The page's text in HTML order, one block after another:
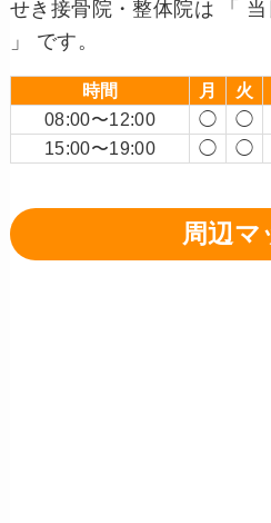
せき接骨院・整体院は 「
」 です。
時間 月 火
08:00〜12:00
◯ ◯
15:00〜19:00
◯ ◯
周辺マ